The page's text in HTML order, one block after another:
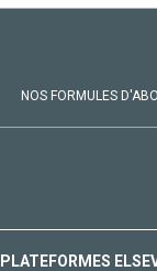
NOS FORMULES
PLATEFORMES